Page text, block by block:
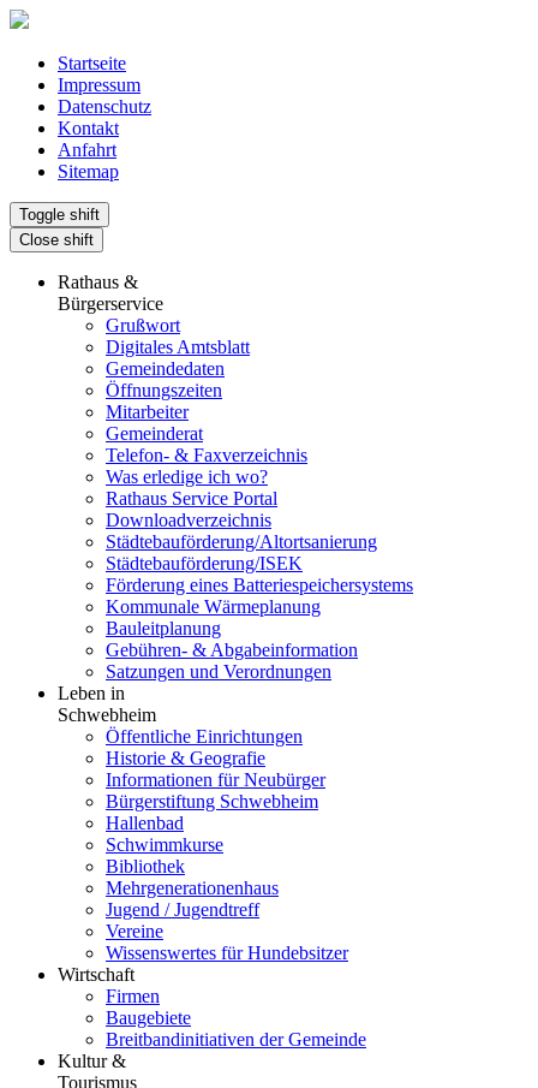
Startseite
Impressum
Datenschutz
Kontakt
Anfahrt
Sitemap
Toggle shift
Close shift
Rathaus &
Bürgerservice
Grußwort
Digitales Amtsblatt
Gemeindedaten
Öffnungszeiten
Mitarbeiter
Gemeinderat
Telefon- & Faxverzeichnis
Was erledige ich wo?
Rathaus Service Portal
Downloadverzeichnis
Städtebauförderung/Altortsanierung
Städtebauförderung/ISEK
Förderung eines Batteriespeichersystems
Kommunale Wärmeplanung
Bauleitplanung
Gebühren- & Abgabeinformation
Satzungen und Verordnungen
Leben in
Schwebheim
Öffentliche Einrichtungen
Historie & Geografie
Informationen für Neubürger
Bürgerstiftung Schwebheim
Hallenbad
Schwimmkurse
Bibliothek
Mehrgenerationenhaus
Jugend / Jugendtreff
Vereine
Wissenswertes für Hundebsitzer
Wirtschaft
Firmen
Baugebiete
Breitbandinitiativen der Gemeinde
Kultur &
Tourismus